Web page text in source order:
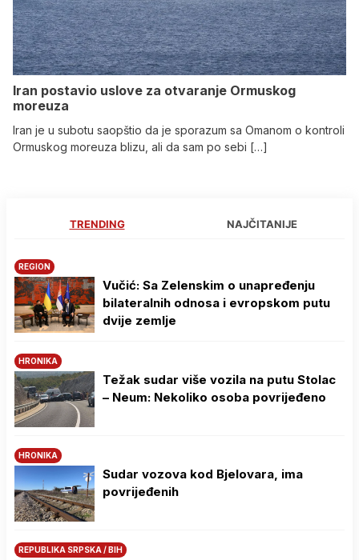
Iran postavio uslove za otvaranje Ormuskog
moreuza
Iran je u subotu saopštio da je sporazum sa Omanom o kontroli
Ormuskog moreuza blizu, ali da sam po sebi […]
TRENDING NAJČITANIJE
REGION
Vučić: Sa Zelenskim o unapređenju
bilateralnih odnosa i evropskom putu
dvije zemlje
HRONIKA
Težak sudar više vozila na putu Stolac
– Neum: Nekoliko osoba povrijeđeno
HRONIKA
Sudar vozova kod Bjelovara, ima
povrijeđenih
REPUBLIKA SRPSKA / BIH